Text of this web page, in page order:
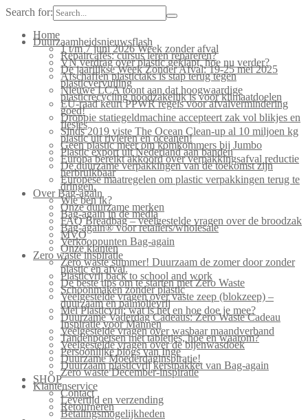
Search for:
Home
Duurzaamheidsnieuwsflash
1 t/m 7 juni 2026 Week zonder afval
Repaircafés: cursus leren repareren?
VN verdrag over plastic geklapt, hoe nu verder?
De jaarlijkse Week Zonder Afval: 19-25 mei 2025
Afschaffen plastictaks is stap terug tegen
plasticvervuiling
Nieuwe LCA toont aan dat hoogwaardige
plasticrecycling noodzakelijk is voor klimaatdoelen
EU-raad keurt PPWR regels voor afvalvermindering
goed!
Droppie statiegeldmachine accepteert zak vol blikjes en
flesjes
Sinds 2019 viste The Ocean Clean-up al 10 miljoen kg
plastic uit rivieren en oceanen!
Geen plastic meer om komkommers bij Jumbo
Plastic export uit Nederland aan banden
Europa bereikt akkoord over verpakkingsafval reductie
De duurzame verpakkingen van de toekomst zijn
herbruikbaar
Europese maatregelen om plastic verpakkingen terug te
dringen.
Over Bag-again
Wie ben ik?
Onze duurzame merken
Bag-again in de media
FAQ Breadbag – veelgestelde vragen over de broodzak
Bag-again® voor retailers/wholesale
MVO
Verkooppunten Bag-again
Onze klanten
Zero waste inspiratie
Zero waste summer! Duurzaam de zomer door zonder
plastic en afval.
Plasticvrij back to school and work
De beste tips om te starten met Zero Waste
Schoonmaken zonder plastic
Veelgestelde vragen over vaste zeep (blokzeep) –
duurzaam en palmolievrij
Mei Plasticvrij: wat is het en hoe doe je mee?
Duurzame Vaderdag Cadeaus: Zero Waste Cadeau
Inspiratie voor Mannen
Veelgestelde vragen over wasbaar maandverband
Tandenpoetsen met tabletjes, hoe en waarom?
Veelgestelde vragen over de bijenwasdoek
Persoonlijke blogs van Inge
Duurzame Moederdaginspiratie!
Duurzaam plasticvrij kerstpakket van Bag-again
Zero waste December-inspiratie
SHOP
Klantenservice
Contact
Levertijd en verzending
Retourneren
Betalingsmogelijkheden